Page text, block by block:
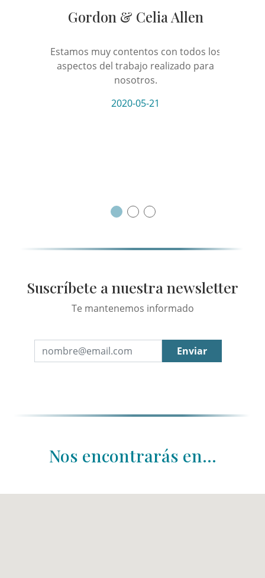
Gordon & Celia Allen
Estamos muy contentos con todos los
aspectos del trabajo realizado para
nosotros.
2020-05-21
Suscríbete a nuestra newsletter
Te mantenemos informado
Enviar
Nos encontrarás en...